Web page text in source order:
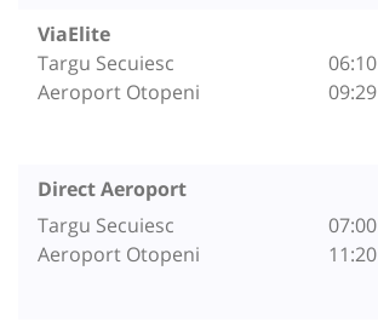
ViaElite
Targu Secuiesc
Aeroport Otopeni
06:10
09:29
Direct Aeroport
Targu Secuiesc
Aeroport Otopeni
07:00
11:20